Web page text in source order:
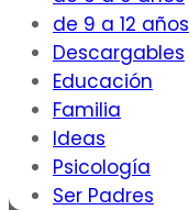
de 9 a 12 años
Descargables
Educación
Familia
Ideas
Psicología
Ser Padres